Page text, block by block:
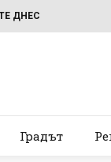
ДНЕС
Градът